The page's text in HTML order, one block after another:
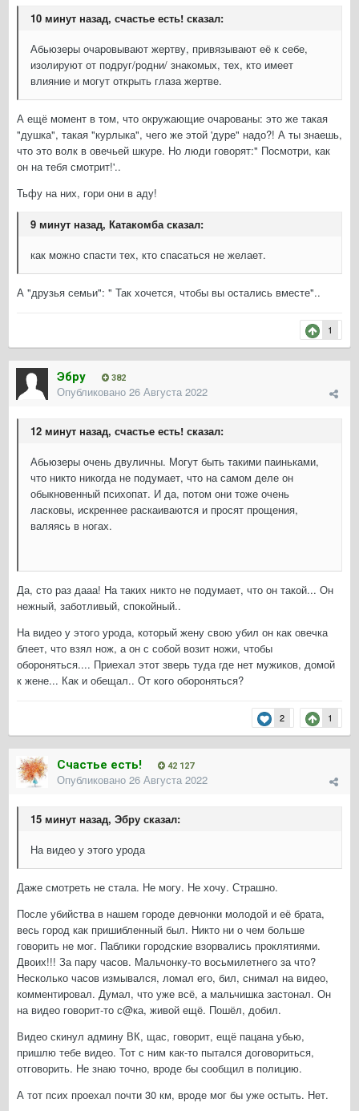
10 минут назад, счастье есть! сказал:
Абьюзеры очаровывают жертву, привязывают её к себе,
изолируют от подруг/родни/ знакомых, тех, кто имеет
влияние и могут открыть глаза жертве.
А ещё момент в том, что окружающие очарованы: это же такая
"душка", такая "курлыка", чего же этой 'дуре" надо?! А ты знаешь,
что это волк в овечьей шкуре. Но люди говорят:" Посмотри, как
он на тебя смотрит!'..
Тьфу на них, гори они в аду!
9 минут назад, Катакомба сказал:
как можно спасти тех, кто спасаться не желает.
А "друзья семьи": " Так хочется, чтобы вы остались вместе"..
1
Эбру 382
Опубликовано 26 Августа 2022
12 минут назад, счастье есть! сказал:
Абьюзеры очень двуличны. Могут быть такими паиньками,
что никто никогда не подумает, что на самом деле он
обыкновенный психопат. И да, потом они тоже очень
ласковы, искреннее раскаиваются и просят прощения,
валяясь в ногах.
Да, сто раз дааа! На таких никто не подумает, что он такой... Он
нежный, заботливый, спокойный..
На видео у этого урода, который жену свою убил он как овечка
блеет, что взял нож, а он с собой возит ножи, чтобы
обороняться.... Приехал этот зверь туда где нет мужиков, домой
к жене... Как и обещал.. От кого обороняться?
2 1
Счастье есть! 42 127
Опубликовано 26 Августа 2022
15 минут назад, Эбру сказал:
На видео у этого урода
Даже смотреть не стала. Не могу. Не хочу. Страшно.
После убийства в нашем городе девчонки молодой и её брата,
весь город как пришибленный был. Никто ни о чем больше
говорить не мог. Паблики городские взорвались проклятиями.
Двоих!!! За пару часов. Мальчонку-то восьмилетнего за что?
Несколько часов измывался, ломал его, бил, снимал на видео,
комментировал. Думал, что уже всё, а мальчишка застонал. Он
на видео говорит-то с@ка, живой ещё. Пошёл, добил.
Видео скинул админу ВК, щас, говорит, ещё пацана убью,
пришлю тебе видео. Тот с ним как-то пытался договориться,
отговорить. Не знаю точно, вроде бы сообщил в полицию.
А тот псих проехал почти 30 км, вроде мог бы уже остыть. Нет.